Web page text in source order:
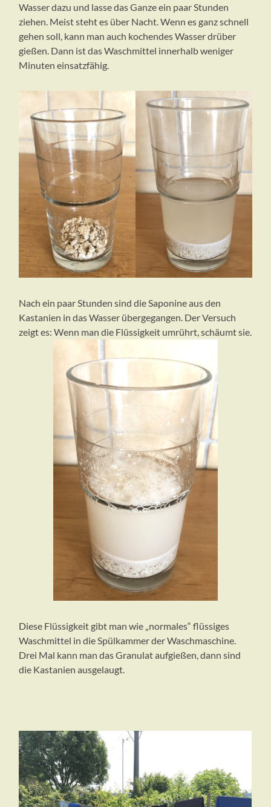
Wasser dazu und lasse das Ganze ein paar Stunden
ziehen. Meist steht es über Nacht. Wenn es ganz schnell
gehen soll, kann man auch kochendes Wasser drüber
gießen. Dann ist das Waschmittel innerhalb weniger
Minuten einsatzfähig.
Nach ein paar Stunden sind die Saponine aus den
Kastanien in das Wasser übergegangen. Der Versuch
zeigt es: Wenn man die Flüssigkeit umrührt, schäumt sie.
Diese Flüssigkeit gibt man wie „normales“ flüssiges
Waschmittel in die Spülkammer der Waschmaschine.
Drei Mal kann man das Granulat aufgießen, dann sind
die Kastanien ausgelaugt.